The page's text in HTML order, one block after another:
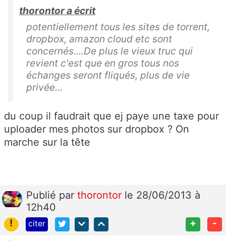
thorontor a écrit
potentiellement tous les sites de torrent,
dropbox, amazon cloud etc sont
concernés....De plus le vieux truc qui
revient c'est que en gros tous nos
échanges seront fliqués, plus de vie
privée...
du coup il faudrait que ej paye une taxe pour
uploader mes photos sur dropbox ? On
marche sur la tête
Publié par thorontor le 28/06/2013 à
12h40
!
citer + -